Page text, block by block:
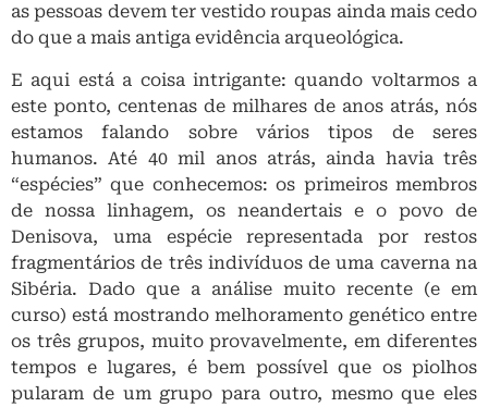
as pessoas devem ter vestido roupas ainda mais cedo
do que a mais antiga evidência arqueológica.
E aqui está a coisa intrigante: quando voltarmos a
este ponto, centenas de milhares de anos atrás, nós
estamos falando sobre vários tipos de seres
humanos. Até 40 mil anos atrás, ainda havia três
“espécies” que conhecemos: os primeiros membros
de nossa linhagem, os neandertais e o povo de
Denisova, uma espécie representada por restos
fragmentários de três indivíduos de uma caverna na
Sibéria. Dado que a análise muito recente (e em
curso) está mostrando melhoramento genético entre
os três grupos, muito provavelmente, em diferentes
tempos e lugares, é bem possível que os piolhos
pularam de um grupo para outro, mesmo que eles